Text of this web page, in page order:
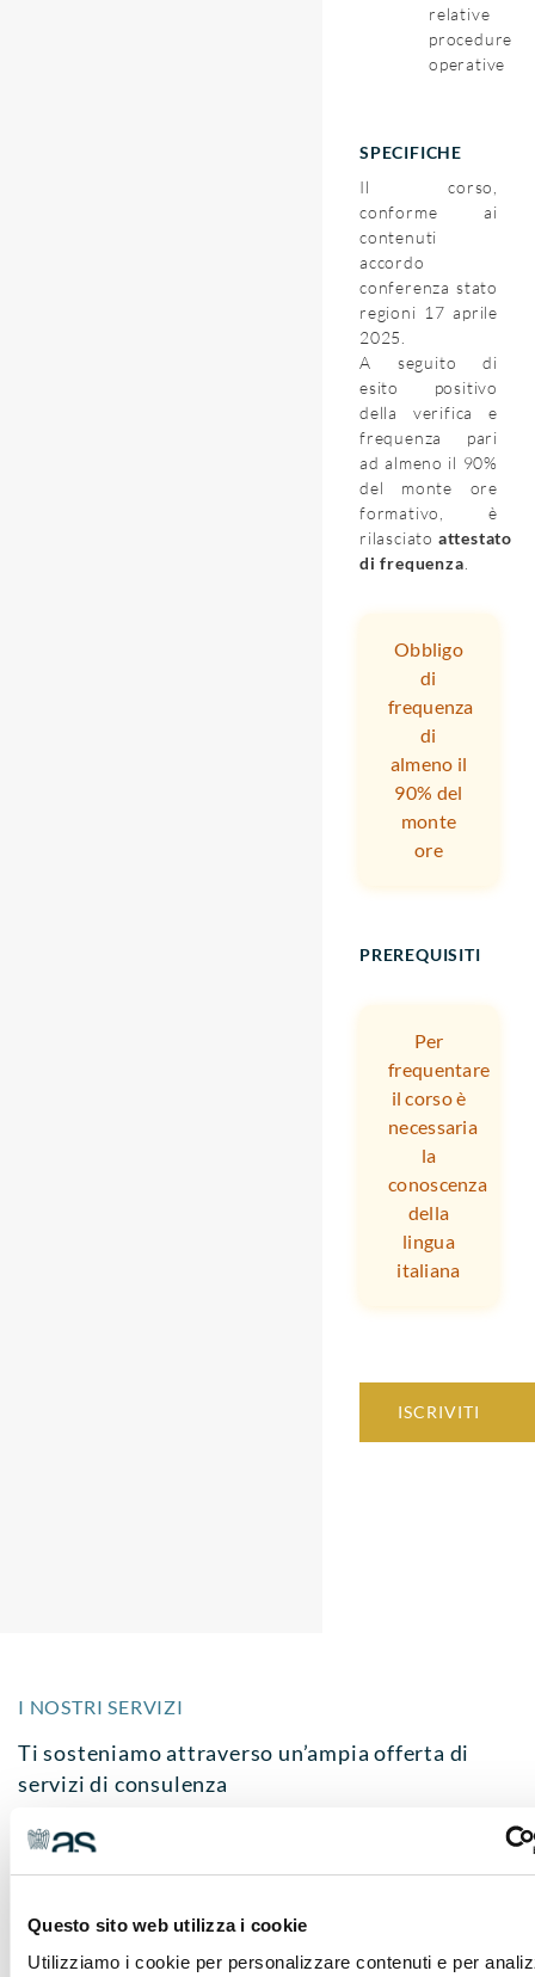
Questo sito web utilizza i cookie
Utilizziamo i cookie per personalizzare contenuti e per
relative
procedure
operative
SPECIFICHE
Il corso,
conforme ai
contenuti
accordo
conferenza stato
regioni 17 aprile
2025.
A seguito di
esito positivo
della verifica e
frequenza pari
ad almeno il 90%
del monte ore
formativo, è
rilasciato attestato
di frequenza
Obbligo
di
frequenza
di
almeno il
90% del
monte
ore
PREREQUISITI
Per
frequentare
il corso è
necessaria
la
conoscenza
della
lingua
italiana
ISCRIVITI
I NOSTRI SERVIZI
Ti sosteniamo attraverso un’ampia offerta di
servizi di consulenza
Assoservizi Legnano accompagna le imprese nel rispetto
delle normative proponendo soluzioni efficaci con un
L’attività è svolta dal nostro personale e da qualificati
collaboratori esterni